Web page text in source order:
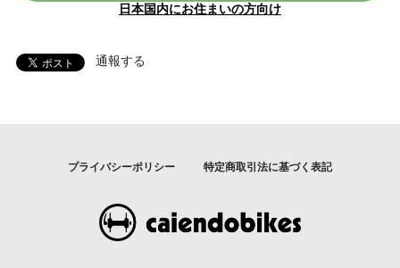
日本国内にお住まいの方向け
通報する
プライバシーポリシー 特定商取引法に基づく表記